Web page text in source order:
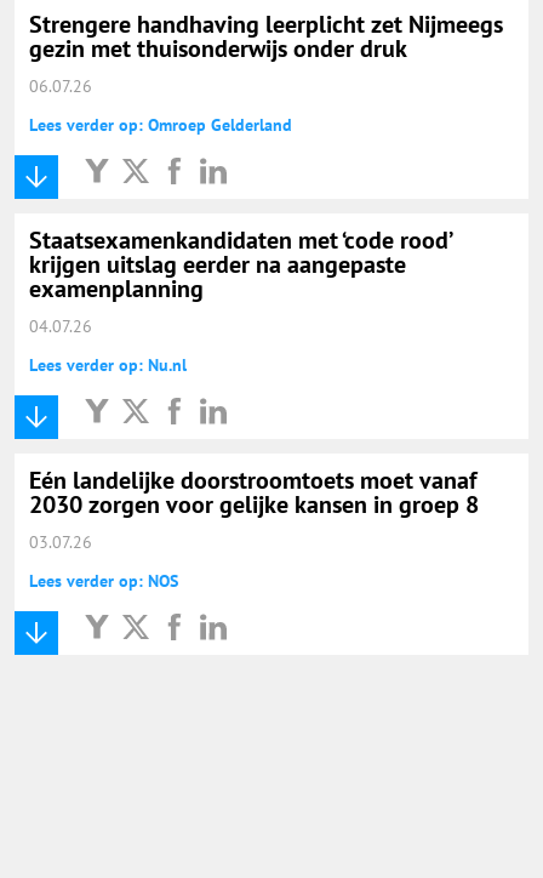
Strengere handhaving leerplicht zet Nijmeegs
gezin met thuisonderwijs onder druk
06.07.26
Lees verder op: Omroep Gelderland
Staatsexamenkandidaten met ‘code rood’
krijgen uitslag eerder na aangepaste
examenplanning
04.07.26
Lees verder op: Nu.nl
Eén landelijke doorstroomtoets moet vanaf
2030 zorgen voor gelijke kansen in groep 8
03.07.26
Lees verder op: NOS